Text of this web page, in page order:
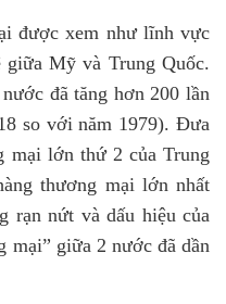
được xem như lĩnh vực
giữa Mỹ và Trung Quốc.
đã tăng hơn 200 lần
so với năm 1979). Đưa
mại lớn thứ 2 của Trung
thương mại lớn nhất
rạn nứt và dấu hiệu của
mại” giữa 2 nước đã dần